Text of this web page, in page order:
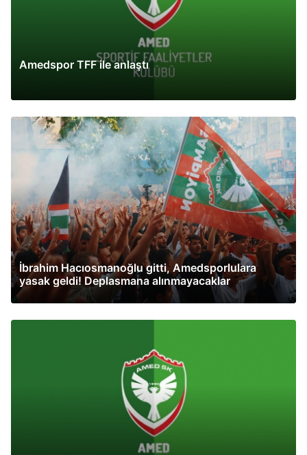
Amedspor TFF ile anlaştı
İbrahim Hacıosmanoğlu gitti, Amedsporlulara
yasak geldi! Deplasmana alınmayacaklar